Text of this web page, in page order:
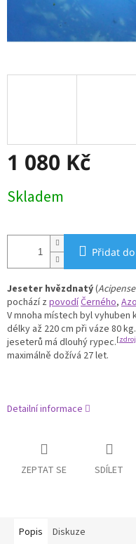
1 080 Kč
cena:
Skladem
Přidat
Jeseter hvězdnatý(
pochází z povodíČerného,
V mnoha místech byl vyhuben
délky až 220 cm při váze 80
jeseterů má dlouhý rypec.[
maximálně dožívá 27 let.
Detailní informace
ZEPTAT SE SDÍLET
Popis Diskuze